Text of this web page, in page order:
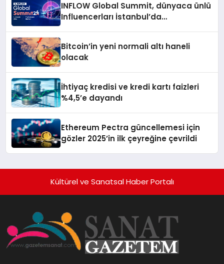
INFLOW Global Summit, dünyaca ünlü
Influencerları İstanbul’da
Bitcoin’in yeni normali altı haneli
olacak
İhtiyaç kredisi ve kredi kartı faizleri
%4,5’e dayandı
Ethereum Pectra güncellemesi için
gözler 2025’in ilk çeyreğine çevrildi
Kültürel ve Sanatsal Haber Portalı